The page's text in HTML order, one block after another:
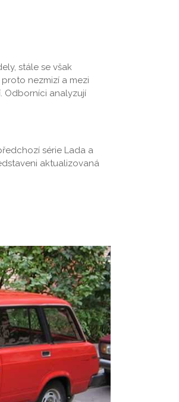
stále se však
nezmizí a mezi
Odborníci analyzují
série Lada a
aktualizovaná